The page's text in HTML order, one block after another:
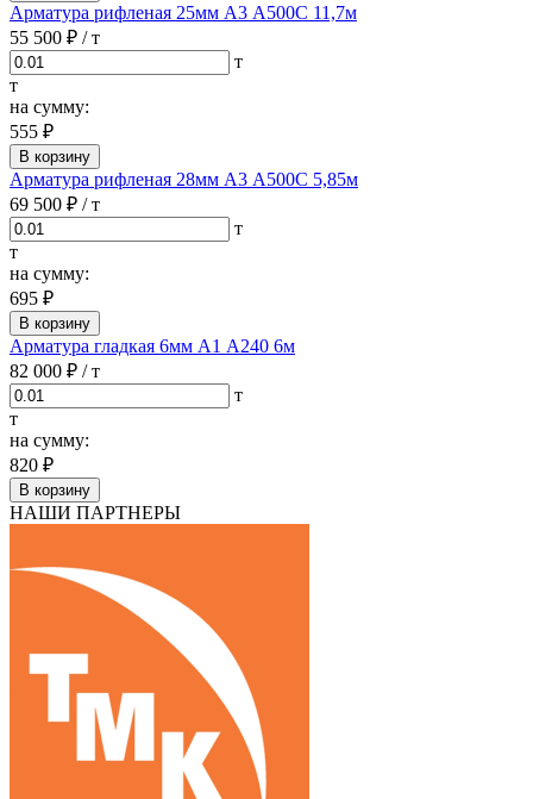
Арматура рифленая 25мм А3 А500С 11,7м
55 500 ₽ / т
т
т
на сумму:
555 ₽
В корзину
Арматура рифленая 28мм А3 А500С 5,85м
69 500 ₽ / т
т
т
на сумму:
695 ₽
В корзину
Арматура гладкая 6мм А1 А240 6м
82 000 ₽ / т
т
т
на сумму:
820 ₽
В корзину
НАШИ ПАРТНЕРЫ